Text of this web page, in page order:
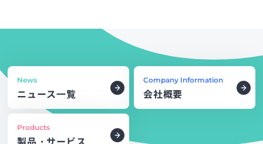
News
ニュース一覧
Company Information
会社概要
Products
製品・サービス